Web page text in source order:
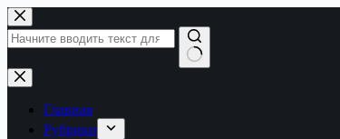
Перейти
к
сути
Ничего
не
найденоГлавная
Рубрики